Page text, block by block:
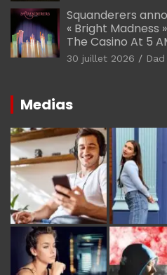
Squanderers
« Bright Madness
The Casino At 5
30 juillet 2026
Medias